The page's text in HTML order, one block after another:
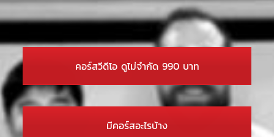
คอร์สวีดีโอ ดูไม่จำกัด 990 บาท
มีคอร์สอะไรบ้าง